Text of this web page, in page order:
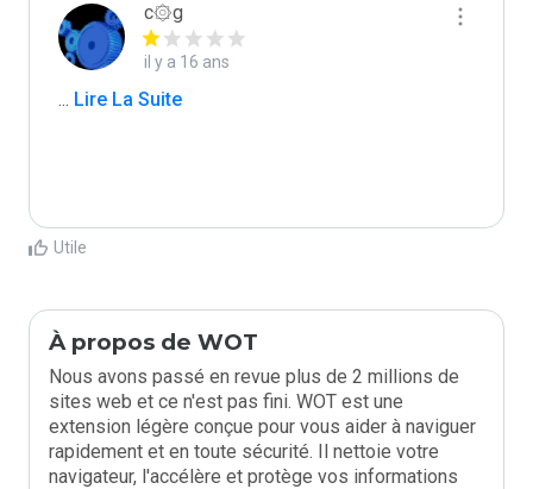
c۞g
il y a 16 ans
... Lire La Suite
Utile
À propos de WOT
Nous avons passé en revue plus de 2 millions de
sites web et ce n'est pas fini. WOT est une
extension légère conçue pour vous aider à naviguer
rapidement et en toute sécurité. Il nettoie votre
navigateur, l'accélère et protège vos informations